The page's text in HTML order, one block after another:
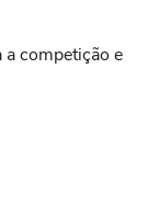
a competição e